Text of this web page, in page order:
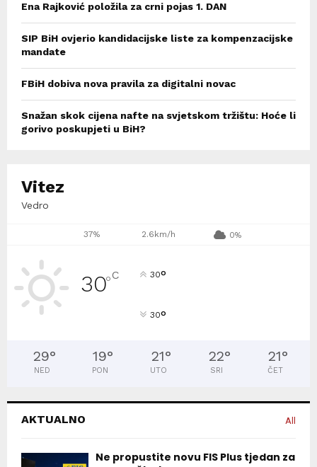
Ena Rajković položila za crni pojas 1. DAN
SIP BiH ovjerio kandidacijske liste za kompenzacijske
mandate
FBiH dobiva nova pravila za digitalni novac
Snažan skok cijena nafte na svjetskom tržištu: Hoće li
gorivo poskupjeti u BiH?
Vitez
Vedro
37% 2.6km/h 0%
30°C 30°
30°
29°
NED
19°
PON
21°
UTO
22°
SRI
21°
ČET
AKTUALNO All
Ne propustite novu FIS Plus tjedan za